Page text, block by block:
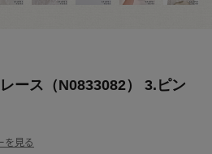
ース（N0833082） 3.ピン
を見る